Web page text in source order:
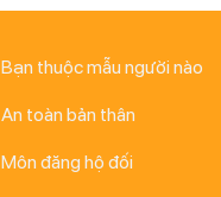
Bạn thuộc mẫu người nào
An toàn bản thân
Môn đăng hộ đối